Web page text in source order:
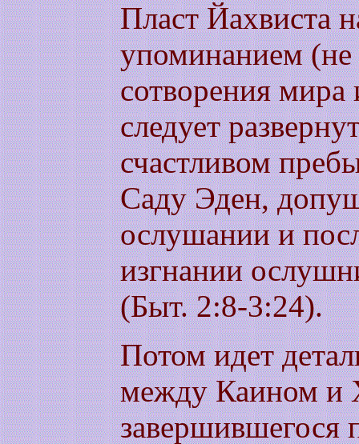
Пласт Йахвиста
упоминанием
сотворения мира
следует
счастливом
Саду Эден,
ослушании и
изгнании
(Быт. 2:8-3:24).
Потом идет
между Каином и
завершившегося